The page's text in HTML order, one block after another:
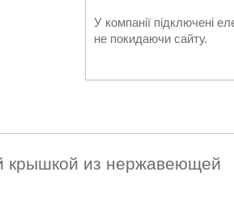
У компанії підключені
не покидаючи сайту.
крышкой из нержавеющей